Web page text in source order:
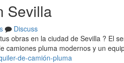
Sevilla
Discuss
obras en la ciudad de Sevilla ? El
camiones pluma modernos y un
de-camión-pluma